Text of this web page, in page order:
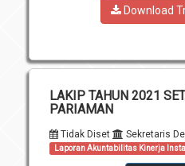
Download
LAKIP TAHUN 2021
PARIAMAN
Tidak Diset Sekretaris
Laporan Akuntabilitas Kinerja